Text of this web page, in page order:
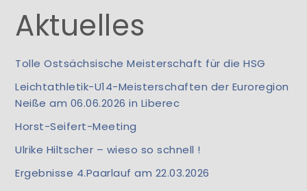
Aktuelles
Tolle Ostsächsische Meisterschaft für die HSG
Leichtathletik-U14-Meisterschaften der Euroregion
Neiße am 06.06.2026 in Liberec
Horst-Seifert-Meeting
Ulrike Hiltscher – wieso so schnell !
Ergebnisse 4.Paarlauf am 22.03.2026